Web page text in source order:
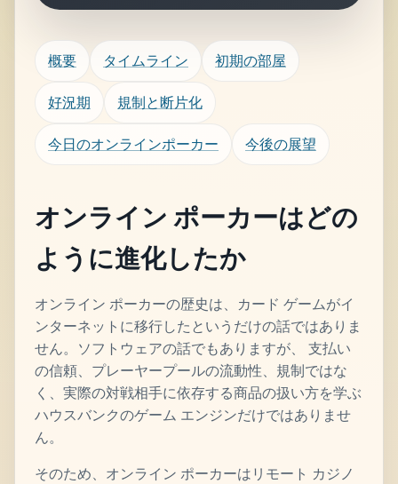
概要 タイムライン 初期の部屋
好況期 規制と断片化
今日のオンラインポーカー 今後の展望
オンライン ポーカーはどの
ように進化したか
オンライン ポーカーの歴史は、カード ゲームがイ
ンターネットに移行したというだけの話ではありま
せん。ソフトウェアの話でもありますが、 支払い
の信頼、プレーヤープールの流動性、規制ではな
く、実際の対戦相手に依存する商品の扱い方を学ぶ
ハウスバンクのゲーム エンジンだけではありませ
ん。
そのため、オンライン ポーカーはリモート カジノ